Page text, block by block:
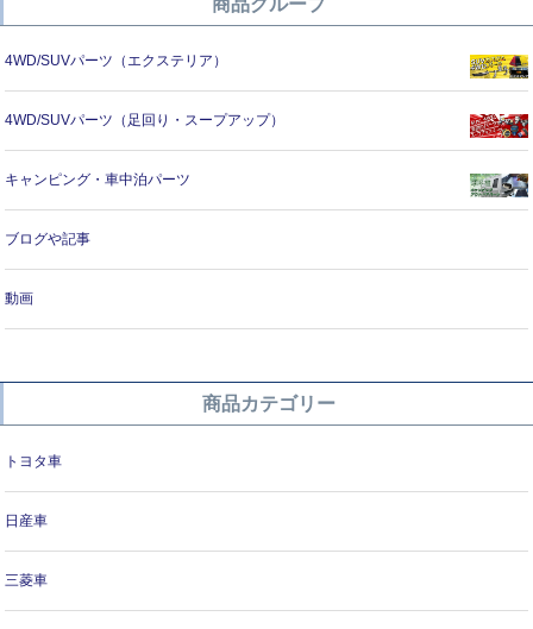
4WD/SUVパーツ（エクステリア）
4WD/SUVパーツ（足回り・スープアップ）
キャンピング・車中泊パーツ
ブログや記事
動画
商品カテゴリー
トヨタ車
日産車
三菱車